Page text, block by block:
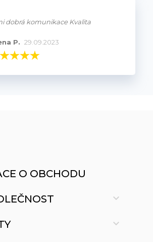
dobrá komunikace Kvalita
P. 29.09.2023
O OBCHODU

